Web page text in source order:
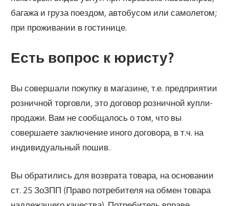
багажа и груза поездом, автобусом или самолетом;
при проживании в гостинице.
Есть вопрос к юристу?
Вы совершали покупку в магазине, т.е. предприятии
розничной торговли, это договор розничной купли-
продажи. Вам не сообщалось о том, что вы
совершаете заключение иного договора, в т.ч. на
индивидуальный пошив.
Вы обратились для возврата товара, на основании
ст. 25 ЗоЗПП (Право потребителя на обмен товара